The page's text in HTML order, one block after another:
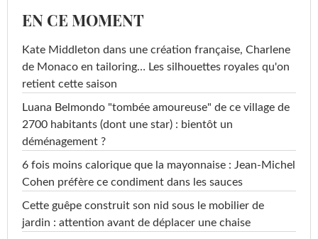
EN CE MOMENT
Kate Middleton dans une création française, Charlene
de Monaco en tailoring… Les silhouettes royales qu'on
retient cette saison
Luana Belmondo "tombée amoureuse" de ce village de
2700 habitants (dont une star) : bientôt un
déménagement ?
6 fois moins calorique que la mayonnaise : Jean-Michel
Cohen préfère ce condiment dans les sauces
Cette guêpe construit son nid sous le mobilier de
jardin : attention avant de déplacer une chaise